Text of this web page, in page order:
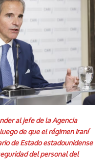
al jefe de la Agencia
de que el régimen iraní
de Estado estadounidense
del personal del